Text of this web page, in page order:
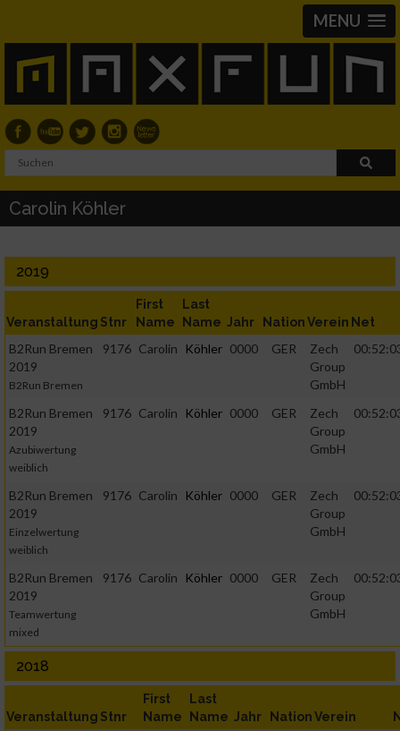
MENU
Carolin Köhler
2019
Veranstaltung Stnr
First
Name
Last
Name Jahr NationVerein Net
B2Run Bremen
2019
B2Run Bremen
9176 Carolin Köhler 0000 GER
Zech
Group
GmbH
B2Run Bremen
2019
Azubiwertung
weiblich
9176 Carolin Köhler 0000 GER
Zech
Group
GmbH
B2Run Bremen
2019
Einzelwertung
weiblich
9176 Carolin Köhler 0000 GER
Zech
Group
GmbH
B2Run Bremen
2019
Teamwertung
mixed
9176 Carolin Köhler 0000 GER
Zech
Group
GmbH
2018
Veranstaltung Stnr
First
Name
Last
Name Jahr NationVerein